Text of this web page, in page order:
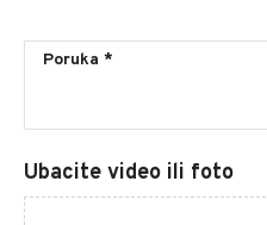
Ubacite video ili foto